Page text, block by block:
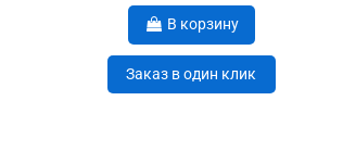
В корзину
Заказ в один клик